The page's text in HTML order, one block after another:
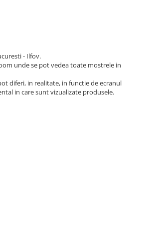
- Ilfov.
unde se pot vedea toate mostrele in
diferi, in realitate, in functie de ecranul
in care sunt vizualizate produsele.